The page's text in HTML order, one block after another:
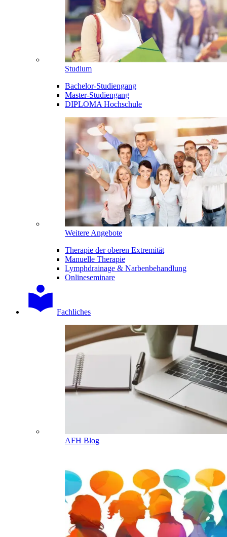
Studium
Bachelor-Studiengang
Master-Studiengang
DIPLOMA Hochschule
Weitere Angebote
Therapie der oberen Extremität
Manuelle Therapie
Lymphdrainage & Narbenbehandlung
Onlineseminare
Fachliches
AFH Blog